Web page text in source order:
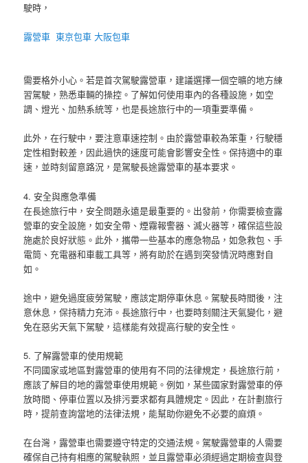
駛時，
露營車 東京包車 大阪包車
需要格外小心。若是首次駕駛露營車，建議選擇一個空曠的地方練
習駕駛，熟悉車輛的操控。了解如何使用車內的各種設施，如空
調、燈光、加熱系統等，也是長途旅行中的一項重要準備。
此外，在行駛中，要注意車速控制。由於露營車較為笨重，行駛穩
定性相對較差，因此過快的速度可能會影響安全性。保持適中的車
速，並時刻留意路況，是駕駛長途露營車的基本要求。
4. 安全與應急準備
在長途旅行中，安全問題永遠是最重要的。出發前，你需要檢查露
營車的安全設施，如安全帶、煙霧報警器、滅火器等，確保這些設
施處於良好狀態。此外，攜帶一些基本的應急物品，如急救包、手
電筒、充電器和車載工具等，將有助於在遇到突發情況時應對自
如。
途中，避免過度疲勞駕駛，應該定期停車休息。駕駛長時間後，注
意休息，保持精力充沛。長途旅行中，也要時刻關注天氣變化，避
免在惡劣天氣下駕駛，這樣能有效提高行駛的安全性。
5. 了解露營車的使用規範
不同國家或地區對露營車的使用有不同的法律規定，長途旅行前，
應該了解目的地的露營車使用規範。例如，某些國家對露營車的停
放時間、停車位置以及排污要求都有具體規定。因此，在計劃旅行
時，提前查詢當地的法律法規，能幫助你避免不必要的麻煩。
在台灣，露營車也需要遵守特定的交通法規。駕駛露營車的人需要
確保自己持有相應的駕駛執照，並且露營車必須經過定期檢查與登